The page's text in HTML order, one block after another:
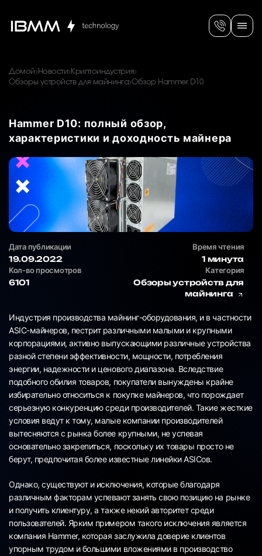
Домой Новости Криптоиндустрия
Обзоры устройств для майнинга Обзор Hammer D10
Hammer D10: полный обзор,
характеристики и доходность майнера
Дата публикации
19.09.2022
Время чтения
1 минута
Кол-во просмотров
6101
Категория
Обзоры устройств для
майнинга
Индустрия производства майнинг-оборудования, и в частности
ASIC-майнеров, пестрит различными малыми и крупными
корпорациями, активно выпускающими различные устройства
разной степени эффективности, мощности, потребления
энергии, надежности и ценового диапазона. Вследствие
подобного обилия товаров, покупатели вынуждены крайне
избирательно относиться к покупке майнеров, что порождает
серьезную конкуренцию среди производителей. Такие жесткие
условия ведут к тому, малые компании производителей
вытесняются с рынка более крупными, не успевая
основательно закрепиться, поскольку их товары просто не
берут, предпочитая более известные линейки ASICов.
Однако, существуют и исключения, которые благодаря
различным факторам успевают занять свою позицию на рынке
и получить клиентуру, а также некий авторитет среди
пользователей. Ярким примером такого исключения является
компания Hammer, которая заслужила доверие клиентов
упорным трудом и большими вложениями в производство